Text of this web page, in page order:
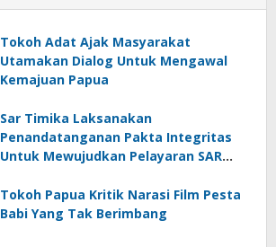
Tokoh Adat Ajak Masyarakat
Utamakan Dialog Untuk Mengawal
Kemajuan Papua
Sar Timika Laksanakan
Penandatanganan Pakta Integritas
Untuk Mewujudkan Pelayaran SAR
Tokoh Papua Kritik Narasi Film Pesta
Babi Yang Tak Berimbang